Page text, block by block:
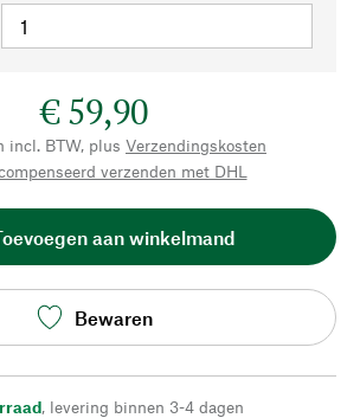
€ 59,90
incl. BTW, plus Verzendingskosten
verzenden met DHL
aan winkelmand
Bewaren
, levering binnen 3-4 dagen